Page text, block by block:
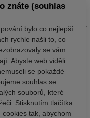
znáte (souhlas
bylo co nejlepší
rychle našli to, co
se vám
Abyste web viděli
se pokaždé
souhlas se
souborů, které
Stisknutím tlačítka
cookies tak, abychom